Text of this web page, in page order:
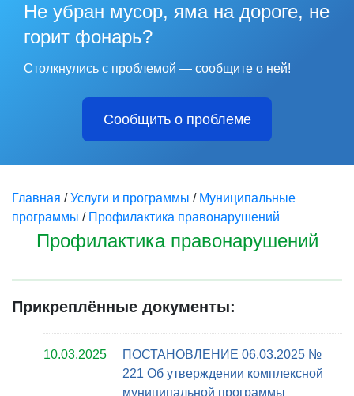
Не убран мусор, яма на дороге, не
горит фонарь?
Столкнулись с проблемой — сообщите о ней!
Сообщить о проблеме
Главная /Услуги и программы / Муниципальные
программы / Профилактика правонарушений
Профилактика правонарушений
Прикреплённые документы:
10.03.2025
ПОСТАНОВЛЕНИЕ 06.03.2025 №
221 Об утверждении комплексной
муниципальной программы